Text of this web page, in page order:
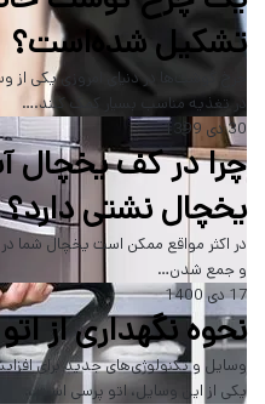
تشکیل شده‌است؟
چرخ گوشت‌ها در دنیای امروزی یکی از
در تغذیه مناسب بسیار کمک کنند.…
30 دی 1399
چرا در کف
یخچال نشتی دارد؟
در اکثر مواقع ممکن است یخچال شما
و جمع شدن…
17 دی 1400
نحوه نگهداری از
وسایل و تکنولوژی‌های جدید برای
یکی از این وسایل، اتو پرسی است…